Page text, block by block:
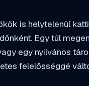
is helytelenül
Egy túl
egy nyilvános
felelősséggé